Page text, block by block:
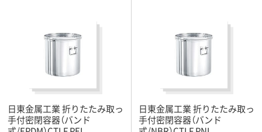
日東金属工業 折りたたみ取っ
手付密閉容器（バンド
日東金属工業 折りたたみ取っ
手付密閉容器（バンド